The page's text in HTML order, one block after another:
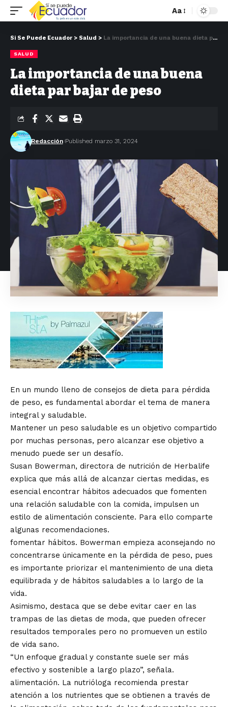
Aa
Si Se Puede Ecuador > Salud > La importancia de una buena dieta par bajar de peso
SALUD
La importancia de una buena
dieta par bajar de peso
Redacción Published marzo 31, 2024
En un mundo lleno de consejos de dieta para pérdida
de peso, es fundamental abordar el tema de manera
integral y saludable.
Mantener un peso saludable es un objetivo compartido
por muchas personas, pero alcanzar ese objetivo a
menudo puede ser un desafío.
Susan Bowerman, directora de nutrición de Herbalife
explica que más allá de alcanzar ciertas medidas, es
esencial encontrar hábitos adecuados que fomenten
una relación saludable con la comida, impulsen un
estilo de alimentación consciente. Para ello comparte
algunas recomendaciones.
fomentar hábitos. Bowerman empieza aconsejando no
concentrarse únicamente en la pérdida de peso, pues
es importante priorizar el mantenimiento de una dieta
equilibrada y de hábitos saludables a lo largo de la
vida.
Asimismo, destaca que se debe evitar caer en las
trampas de las dietas de moda, que pueden ofrecer
resultados temporales pero no promueven un estilo
de vida sano.
“Un enfoque gradual y constante suele ser más
efectivo y sostenible a largo plazo”, señala.
alimentación. La nutrióloga recomienda prestar
atención a los nutrientes que se obtienen a través de